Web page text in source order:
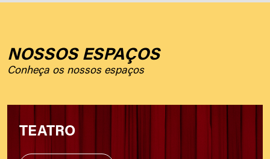
NOSSOS ESPAÇOS
Conheça os nossos espaços
TEATRO